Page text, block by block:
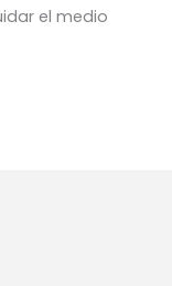
el medio